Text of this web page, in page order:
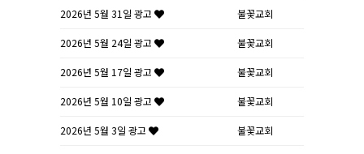
2026년 5월 31일 광고 불꽃교회
2026년 5월 24일 광고 불꽃교회
2026년 5월 17일 광고 불꽃교회
2026년 5월 10일 광고 불꽃교회
2026년 5월 3일 광고 불꽃교회